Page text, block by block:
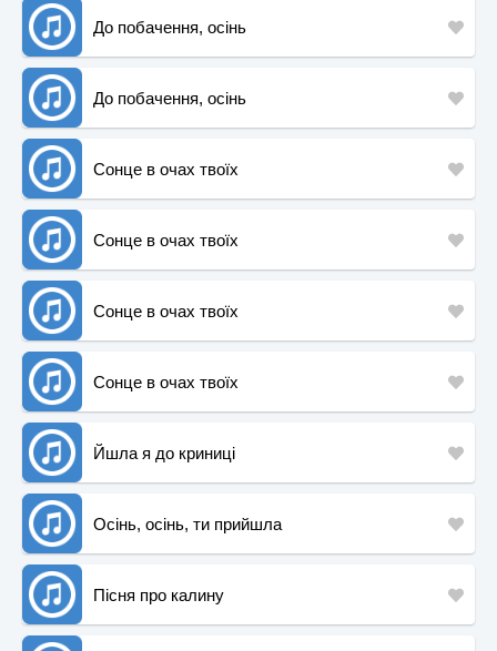
До побачення, осінь
До побачення, осінь
Сонце в очах твоїх
Сонце в очах твоїх
Сонце в очах твоїх
Сонце в очах твоїх
Йшла я до криниці
Осінь, осінь, ти прийшла
Пісня про калину